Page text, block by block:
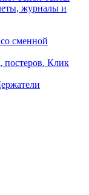
журналы и
сменной
постеров. Клик